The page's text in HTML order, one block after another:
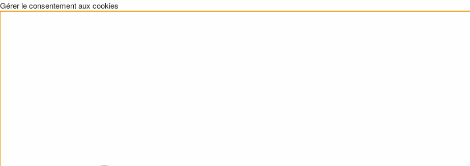
Gérer le consentement aux cookies